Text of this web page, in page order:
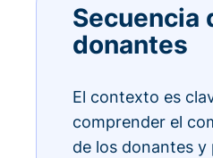
Secuencia
donantes
El contexto es
comprender el
de los donantes y